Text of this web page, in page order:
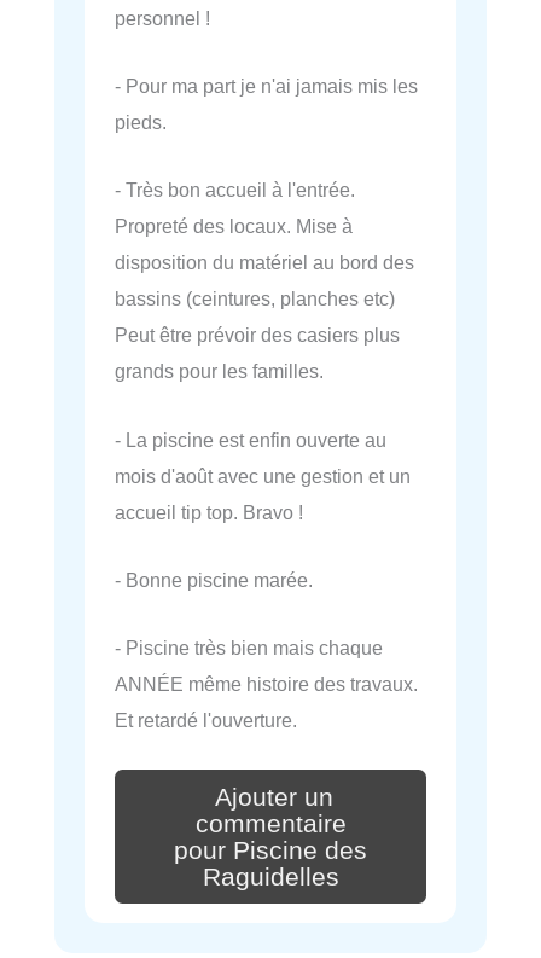
personnel !
- Pour ma part je n'ai jamais mis les
pieds.
- Très bon accueil à l'entrée.
Propreté des locaux. Mise à
disposition du matériel au bord des
bassins (ceintures, planches etc)
Peut être prévoir des casiers plus
grands pour les familles.
- La piscine est enfin ouverte au
mois d'août avec une gestion et un
accueil tip top. Bravo !
- Bonne piscine marée.
- Piscine très bien mais chaque
ANNÉE même histoire des travaux.
Et retardé l'ouverture.
Ajouter un
commentaire
pour Piscine des
Raguidelles